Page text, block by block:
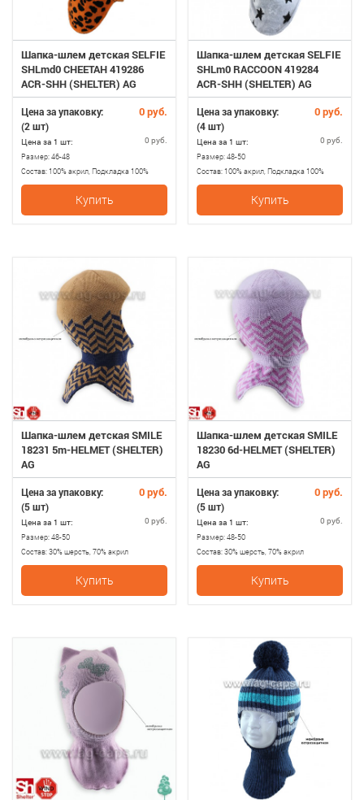
Шапка-шлем детская SELFIE
SHLmd0 CHEETAH 419286
ACR-SHH (SHELTER) AG
Цена за упаковку: 0 руб.
(2 шт)
Цена за 1 шт: 0 руб.
Размер:46-48
Состав:100% акрил, Подкладка 100%
хлопок, утеплитель SHELTER
Купить
Шапка-шлем детская SELFIE
SHLm0 RACCOON 419284
ACR-SHH (SHELTER) AG
Цена за упаковку: 0 руб.
(4 шт)
Цена за 1 шт: 0 руб.
Размер:48-50
Состав:100% акрил, Подкладка 100%
хлопок, утеплитель SHELTER
Купить
Шапка-шлем детская SMILE
18231 5m-HELMET (SHELTER)
AG
Цена за упаковку: 0 руб.
(5 шт)
Цена за 1 шт: 0 руб.
Размер:48-50
Состав:30% шерсть, 70% акрил
Купить
Шапка-шлем детская SMILE
18230 6d-HELMET (SHELTER)
AG
Цена за упаковку: 0 руб.
(5 шт)
Цена за 1 шт: 0 руб.
Размер:48-50
Состав:30% шерсть, 70% акрил
Купить